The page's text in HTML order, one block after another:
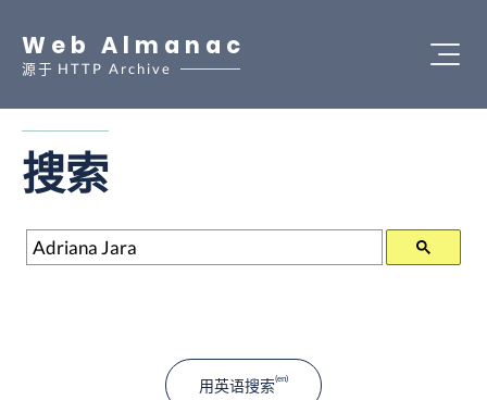
Web Almanac
源于 HTTP Archive
搜索
搜索
用英语搜索